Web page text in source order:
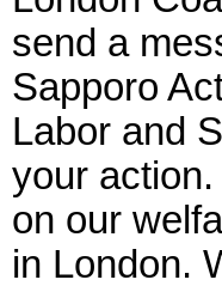
send a
Sapporo
Labor and
your
on our
in London.